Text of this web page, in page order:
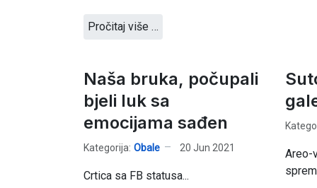
Pročitaj više …
Naša bruka, počupali
bjeli luk sa
emocijama sađen
Kategorija: Obale 20 Jun 2021
Crtica sa FB statusa...
Areo-